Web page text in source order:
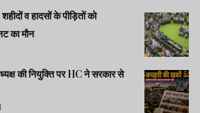
व हादसों के पीड़ितों को
का मौन
की नियुक्ति पर HC ने सरकार से